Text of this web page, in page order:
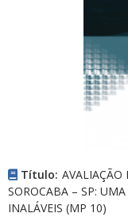
Título:
SOROCABA – SP:
INALÁVEIS (MP 10)